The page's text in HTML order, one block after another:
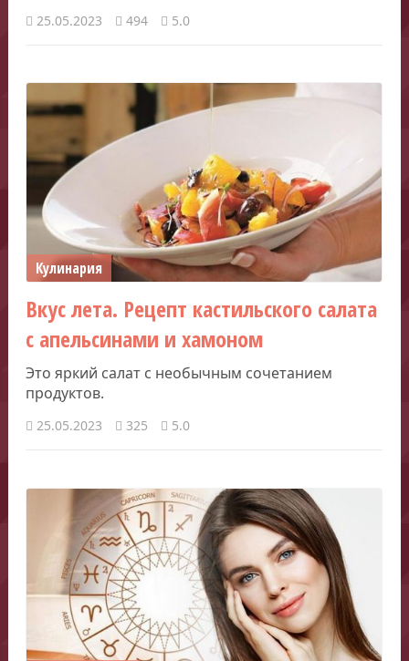
25.05.2023 494 5.0
Кулинария
Вкус лета. Рецепт кастильского салата
с апельсинами и хамоном
Это яркий салат с необычным сочетанием
продуктов.
25.05.2023 325 5.0